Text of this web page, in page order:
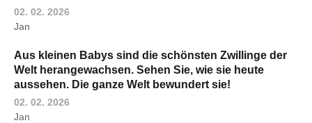
02. 02. 2026
Jan
Aus kleinen Babys sind die schönsten Zwillinge der
Welt herangewachsen. Sehen Sie, wie sie heute
aussehen. Die ganze Welt bewundert sie!
02. 02. 2026
Jan